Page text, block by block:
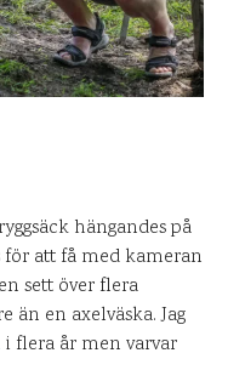
hängandes på
för att få med kameran
sett över flera
än en axelväska. Jag
i flera år men varvar